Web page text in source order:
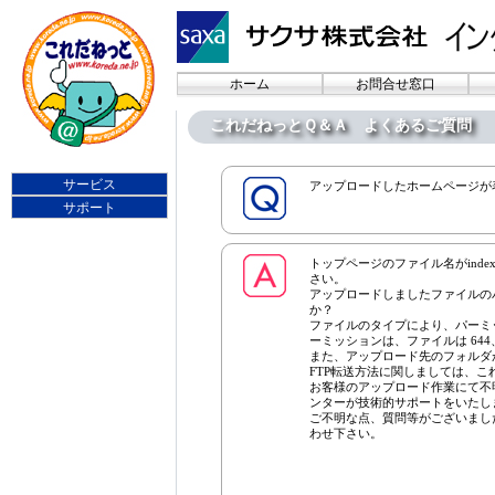
ホーム お問合せ窓口
これだねっとＱ＆Ａ よくあるご質問
アップロードしたホームページ
トップページのファイル名が
さい。
アップロードしましたファイル
か？
ファイルのタイプにより、パー
ーミッションは、ファイルは
また、アップロード先のフォル
FTP転送方法に関しましては、
お客様のアップロード作業にて
ンターが技術的サポートをいたし
ご不明な点、質問等がございま
わせ下さい。
サービス
サポート